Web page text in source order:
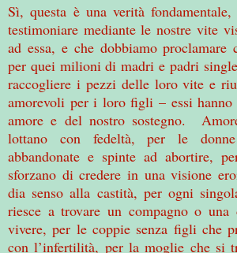
Sì, questa è una verità
testimoniare mediante le nostre vite
ad essa, e che dobbiamo proclamare
per quei milioni di madri e padri
raccogliere i pezzi delle loro vite e
amorevoli per i loro figli – essi hanno
amore e del nostro sostegno.
lottano con fedeltà, per le
abbandonate e spinte ad abortire,
sforzano di credere in una visione
dia senso alla castità, per ogni
riesce a trovare un compagno o una
vivere, per le coppie senza figli che
con l’infertilità, per la moglie che si